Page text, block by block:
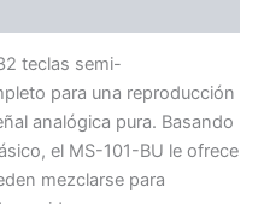
teclas semi-
para una reproducción
analógica pura. Basando
el MS-101-BU le ofrece
mezclarse para